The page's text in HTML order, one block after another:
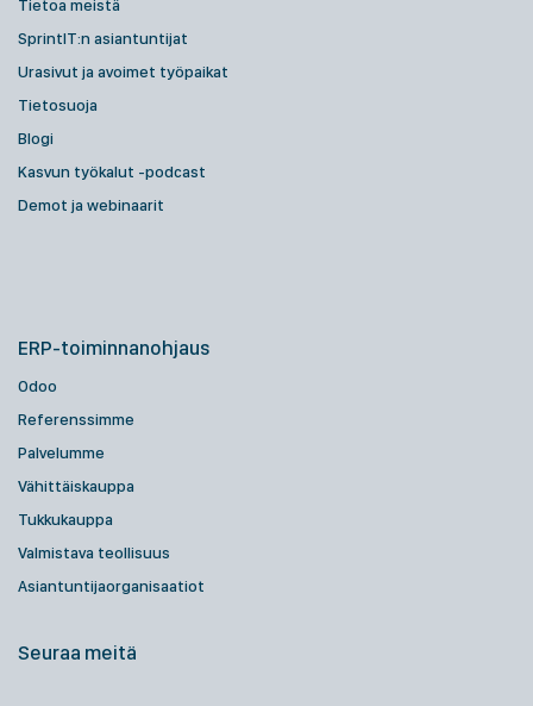
Tietoa meistä
SprintIT:n asiantuntijat
Urasivut ja avoimet työpaikat
Tietosuoja
Blogi
Kasvun työkalut -podcast
Demot ja webinaarit
ERP-toiminnanohjaus
Odoo
Referenssimme
Palvelumme
Vähittäiskauppa
Tukkukauppa
Valmistava teollisuus
Asiantuntijaorganisaatiot
Seuraa meitä